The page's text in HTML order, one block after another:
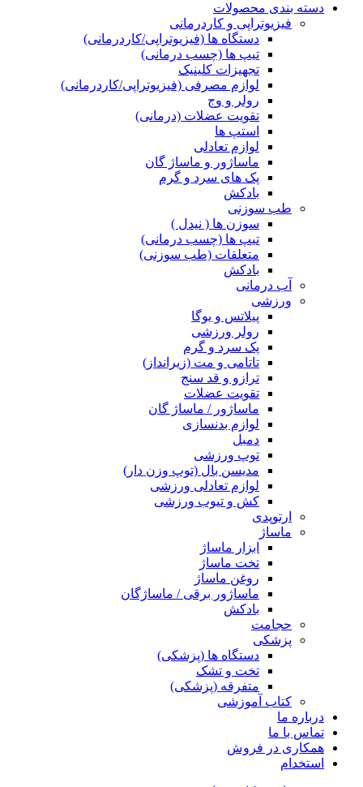
دسته بندی محصولات
فیزیوتراپی و کاردرمانی
دستگاه ها (فیزیوتراپی/کاردرمانی)
تیپ ها (چسب درمانی)
تجهیزات کلینیک
لوازم مصرفی (فیزیوتراپی/کاردرمانی)
رولر و وج
تقویت عضلات (درمانی)
استپ ها
لوازم تعادلی
ماساژور و ماساژ گان
پک های سرد و گرم
بادکش
طب سوزنی
سوزن ها ( نیدل )
تیپ ها (چسب درمانی)
متعلقات (طب سوزنی)
بادکش
آب درمانی
ورزشی
پیلاتس و یوگا
رولر ورزشی
پک سرد و گرم
تاتامی و مت (زیرانداز)
ترازو و قد سنج
تقویت عضلات
ماساژور / ماساژ گان
لوازم بدنسازی
دمبل
توپ ورزشی
مدیسن بال (توپ وزن دار)
لوازم تعادلی ورزشی
کش و تیوب ورزشی
ارتوپدی
ماساژ
ابزار ماساژ
تخت ماساژ
روغن ماساژ
ماساژور برقی / ماساژگان
بادکش
حجامت
پزشکی
دستگاه ها (پزشکی)
تخت و تشک
متفرقه (پزشکی)
کتاب آموزشی
درباره ما
تماس با ما
همکاری در فروش
استخدام